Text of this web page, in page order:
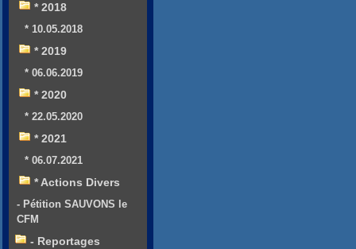
* 2018
* 10.05.2018
* 2019
* 06.06.2019
* 2020
* 22.05.2020
* 2021
* 06.07.2021
* Actions Divers
- Pétition SAUVONS le
CFM
- Reportages